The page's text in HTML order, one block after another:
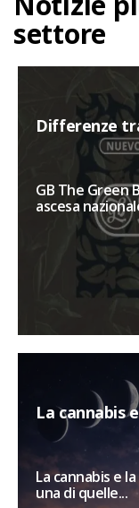
settore
Differenze
GB The Green
ascesa
La cannabis
La cannabis e
una di quelle...